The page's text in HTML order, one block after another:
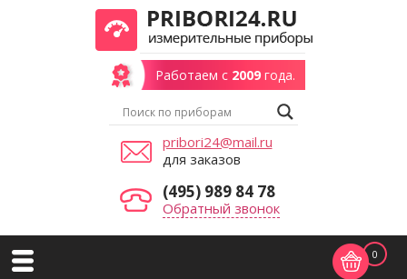
Работаем с 2009года.
pribori24@mail.ru
для заказов
(495) 989 84 78
Обратный звонок
0